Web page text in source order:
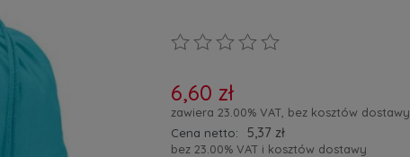
6,60 zł
zawiera 23.00% VAT, bez kosztów dostawy
Cena netto:
5,37 zł
bez 23.00% VAT i kosztów dostawy